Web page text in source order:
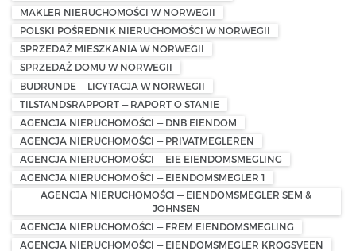
MAKLER NIERUCHOMOŚCI W NORWEGII
POLSKI POŚREDNIK NIERUCHOMOŚCI W NORWEGII
SPRZEDAŻ MIESZKANIA W NORWEGII
SPRZEDAŻ DOMU W NORWEGII
BUDRUNDE — LICYTACJA W NORWEGII
TILSTANDSRAPPORT — RAPORT O STANIE
AGENCJA NIERUCHOMOŚCI — DNB EIENDOM
AGENCJA NIERUCHOMOŚCI — PRIVATMEGLEREN
AGENCJA NIERUCHOMOŚCI — EIE EIENDOMSMEGLING
AGENCJA NIERUCHOMOŚCI — EIENDOMSMEGLER 1
AGENCJA NIERUCHOMOŚCI — EIENDOMSMEGLER SEM &
JOHNSEN
AGENCJA NIERUCHOMOŚCI — FREM EIENDOMSMEGLING
AGENCJA NIERUCHOMOŚCI — EIENDOMSMEGLER KROGSVEEN